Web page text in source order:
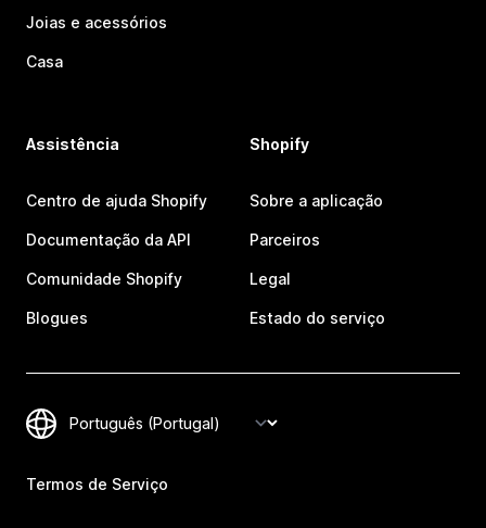
Joias e acessórios
Casa
Assistência
Centro de ajuda Shopify
Documentação da API
Comunidade Shopify
Blogues
Shopify
Sobre a aplicação
Parceiros
Legal
Estado do serviço
Termos de Serviço